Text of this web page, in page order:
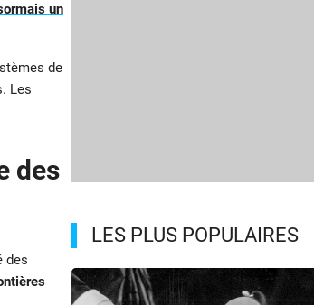
un
de
Les
des
des
LES PLUS POPULAIRES